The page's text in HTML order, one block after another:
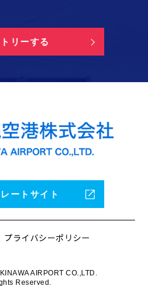
リーする
ートサイト
AIRPORT CO.,LTD.
Reserved.
プライバシーポリシー